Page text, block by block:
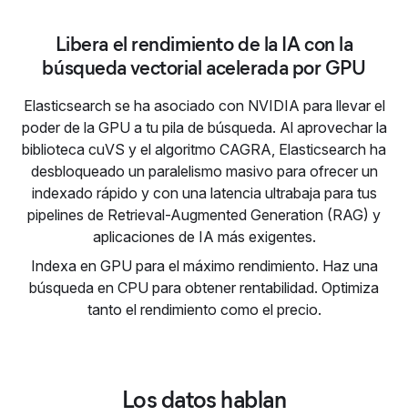
Libera el rendimiento de la IA con la
búsqueda vectorial acelerada por GPU
Elasticsearch se ha asociado con NVIDIA para llevar el
poder de la GPU a tu pila de búsqueda. Al aprovechar la
biblioteca cuVS y el algoritmo CAGRA, Elasticsearch ha
desbloqueado un paralelismo masivo para ofrecer un
indexado rápido y con una latencia ultrabaja para tus
pipelines de Retrieval-Augmented Generation (RAG) y
aplicaciones de IA más exigentes.
Indexa en GPU para el máximo rendimiento. Haz una
búsqueda en CPU para obtener rentabilidad. Optimiza
tanto el rendimiento como el precio.
Los datos hablan